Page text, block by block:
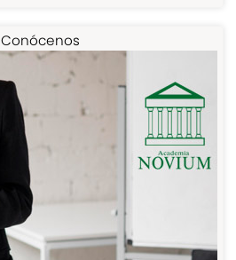
Conócenos